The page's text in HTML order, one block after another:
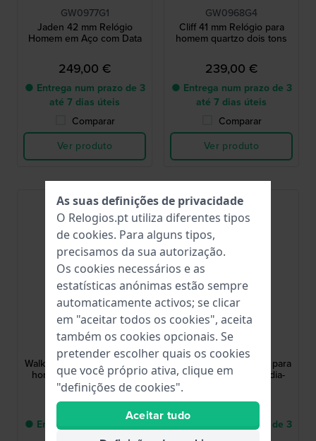
GW0977G1
Jaden 42 mm Relógio
Homem em Aço com Data
249,00 €
● Entrega num prazo de 3
até 7 dias úteis
Comparar
Ver produto
GW0968G4
Cliff 41 mm Relógio para
homem quartzo dois tons
239,00 €
● Entrega num prazo de 3
até 7 dias úteis
Comparar
Ver produto
Guess
GW0900G4
Walker 44 mm Relógio para
homem em aço com dia-
data
199,00 €
● Entrega num prazo de 3
Guess
GW0900G1
Walker 44 mm Relógio para
homem em aço com dia-
199,00 €
● Entrega num prazo de 3
As suas definições de privacidade
O Relogios.pt utiliza diferentes tipos
de cookies. Para alguns tipos,
precisamos da sua autorização.
Os cookies necessários e as
estatísticas anónimas estão sempre
automaticamente activos; se clicar
em "aceitar todos os cookies", aceita
também os cookies opcionais. Se
pretender escolher quais os cookies
que você próprio ativa, clique em
"definições de cookies".
Aceitar tudo